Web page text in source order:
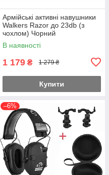
Армійські активні навушники
Walkers Razor до 23db (з
чохлом) Чорний
В наявності
1 179 ₴ 1 279 ₴
Купити
–6%